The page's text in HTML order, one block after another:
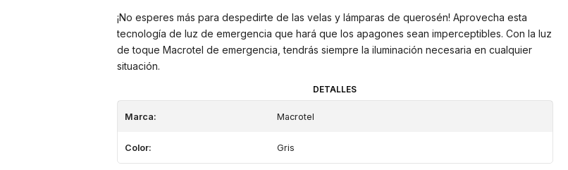
¡No esperes más para despedirte de las velas y lámparas de querosén! Aprovecha esta
tecnología de luz de emergencia que hará que los apagones sean imperceptibles. Con la luz
de toque Macrotel de emergencia, tendrás siempre la iluminación necesaria en cualquier
situación.
DETALLES
Marca: Macrotel
Color: Gris